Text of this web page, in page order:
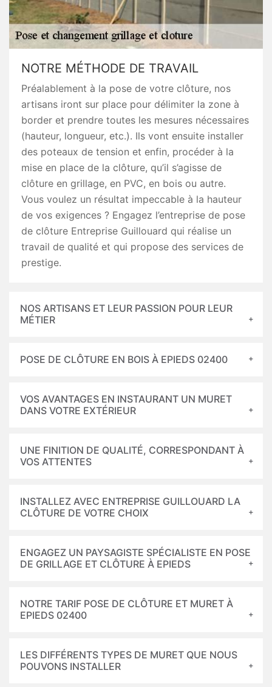
NOTRE MÉTHODE DE TRAVAIL
Préalablement à la pose de votre clôture, nos
artisans iront sur place pour délimiter la zone à
border et prendre toutes les mesures nécessaires
(hauteur, longueur, etc.). Ils vont ensuite installer
des poteaux de tension et enfin, procéder à la
mise en place de la clôture, qu’il s’agisse de
clôture en grillage, en PVC, en bois ou autre.
Vous voulez un résultat impeccable à la hauteur
de vos exigences ? Engagez l’entreprise de pose
de clôture Entreprise Guillouard qui réalise un
travail de qualité et qui propose des services de
prestige.
NOS ARTISANS ET LEUR PASSION POUR LEUR
MÉTIER
POSE DE CLÔTURE EN BOIS À EPIEDS 02400
VOS AVANTAGES EN INSTAURANT UN MURET
DANS VOTRE EXTÉRIEUR
UNE FINITION DE QUALITÉ, CORRESPONDANT À
VOS ATTENTES
INSTALLEZ AVEC ENTREPRISE GUILLOUARD LA
CLÔTURE DE VOTRE CHOIX
ENGAGEZ UN PAYSAGISTE SPÉCIALISTE EN POSE
DE GRILLAGE ET CLÔTURE À EPIEDS
NOTRE TARIF POSE DE CLÔTURE ET MURET À
EPIEDS 02400
LES DIFFÉRENTS TYPES DE MURET QUE NOUS
POUVONS INSTALLER